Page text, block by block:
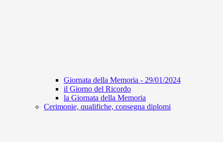
Giornata della Memoria - 29/01/2024
il Giorno del Ricordo
la Giornata della Memoria
Cerimonie, qualifiche, consegna diplomi